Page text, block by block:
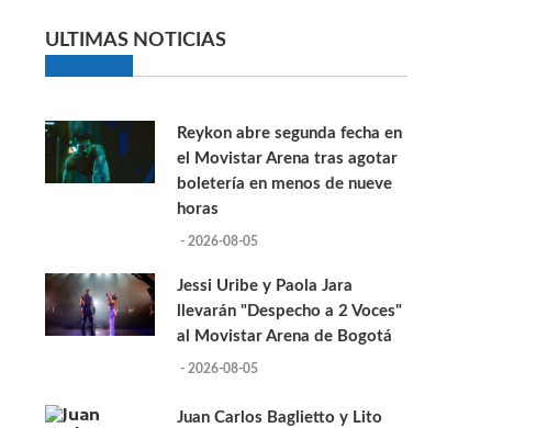
ULTIMAS NOTICIAS
Reykon abre segunda fecha en
el Movistar Arena tras agotar
boletería en menos de nueve
horas
- 2026-08-05
Jessi Uribe y Paola Jara
llevarán "Despecho a 2 Voces"
al Movistar Arena de Bogotá
- 2026-08-05
Juan Carlos Baglietto y Lito